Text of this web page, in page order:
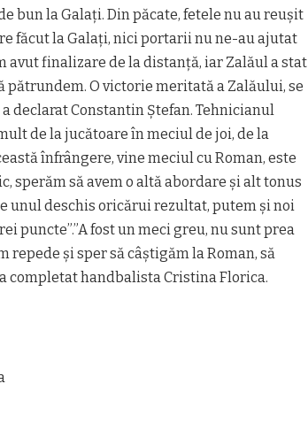
bun la Galați. Din păcate, fetele nu au reușit
făcut la Galați, nici portarii nu ne-au ajutat
avut finalizare de la distanță, iar Zalăul a stat
pătrundem. O victorie meritată a Zalăului, se
declarat Constantin Ștefan. Tehnicianul
de la jucătoare în meciul de joi, de la
înfrângere, vine meciul cu Roman, este
sperăm să avem o altă abordare și alt tonus
unul deschis oricărui rezultat, putem și noi
puncte”.”A fost un meci greu, nu sunt prea
repede și sper să câștigăm la Roman, să
completat handbalista Cristina Florica.